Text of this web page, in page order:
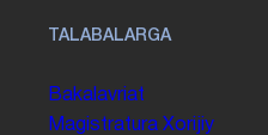
TALABALARGA
Bakalavriat
Magistratura Xorijiy